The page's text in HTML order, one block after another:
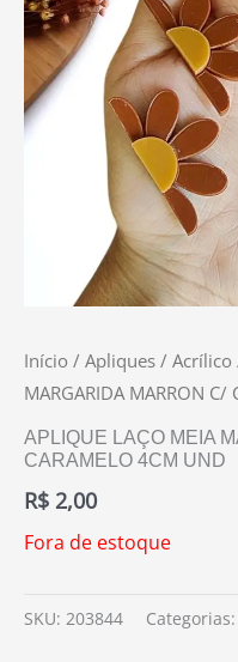
Início / Apliques / Acrílico
MARGARIDA MARRON C/
APLIQUE LAÇO MEIA
CARAMELO 4CM UND
R$ 2,00
Fora de estoque
SKU: 203844 Categorias: